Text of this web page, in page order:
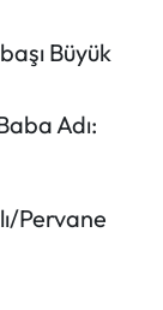
Büyük
Adı:
Pervane